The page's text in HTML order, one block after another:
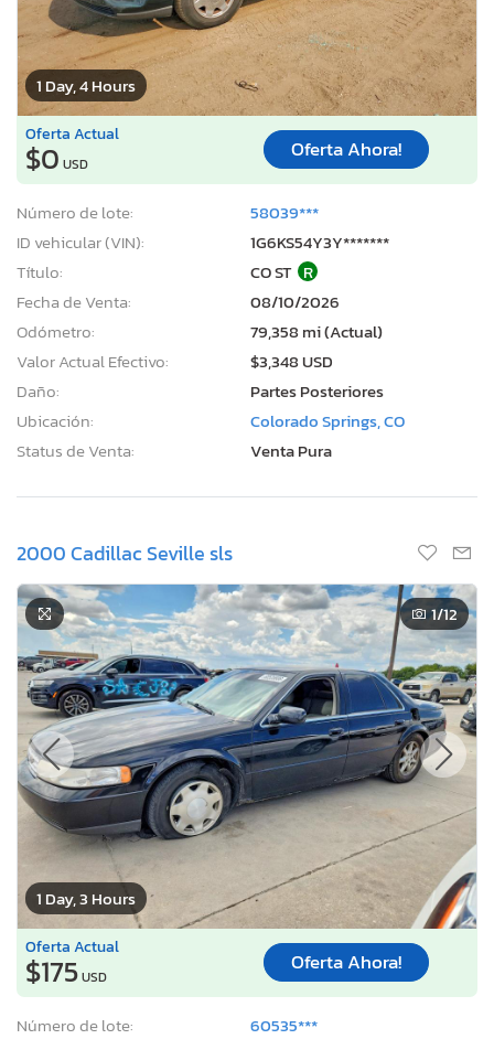
1 Day, 4 Hours
Oferta Actual
$0 USD
Oferta Ahora!
Número de lote:
58039***
ID vehicular (VIN):
1G6KS54Y3Y*******
Título:
CO ST R
Fecha de Venta:
08/10/2026
Odómetro:
79,358 mi (Actual)
Valor Actual Efectivo:
$3,348 USD
Daño:
Partes Posteriores
Ubicación:
Colorado Springs, CO
Status de Venta:
Venta Pura
2000 Cadillac Seville sls
1 Day, 3 Hours
1/12
Oferta Actual
$175USD
Oferta Ahora!
Número de lote:
60535***